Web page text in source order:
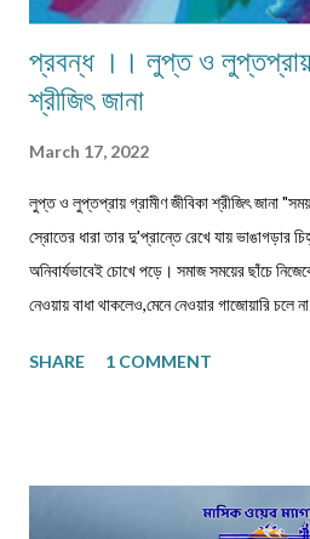
প্রবন্ধ ।। লুপ্ত ও লুপ্তপ্রায়
শ্রীজিৎ জানা
March 17, 2022
লুপ্ত ও লুপ্তপ্রায় গ্রামীণ জীবিকা শ্রীজিৎ জানা
স্রোতের ধারা তার দু'প্রান্তে রেখে যায় ভাঙাগড়ার
অনিবার্যভাবেই চোখে পড়ে। সমাজ সময়ের ছাঁচে
নেওয়ায় বাধা থাকলেও,মেনে নেওয়ার গাজোয়ারি চলে
থাকার সংগ্রাম। মানুষের জীবনযাপনের ক্ষেত্রে
এককালীন। সব পেশার লোকেরাই কত নিষ্ঠা ভরে গাঁয়ে
SHARE 1 COMMENT